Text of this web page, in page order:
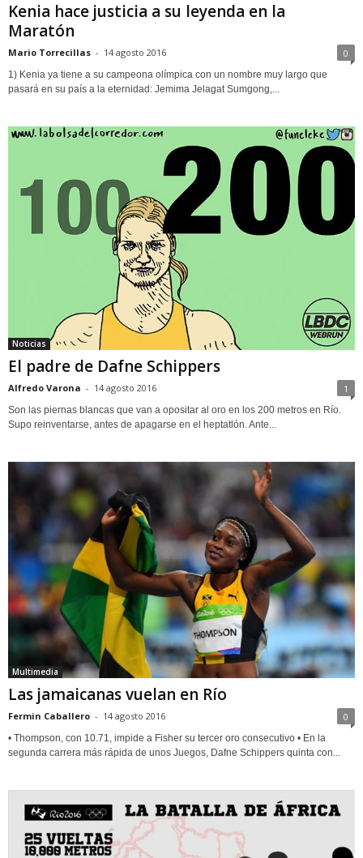
Kenia hace justicia a su leyenda en la
Maratón
Mario Torrecillas - 14 agosto 2016 0
1) Kenia ya tiene a su campeona olímpica con un nombre muy largo que
pasará en su país a la eternidad: Jemima Jelagat Sumgong,...
Noticias
El padre de Dafne Schippers
Alfredo Varona - 14 agosto 2016 1
Son las piernas blancas que van a opositar al oro en los 200 metros en Río.
Supo reinventarse, antes de apagarse en el heptatlón. Ante...
Multimedia
Las jamaicanas vuelan en Río
Fermin Caballero - 14 agosto 2016 0
• Thompson, con 10.71, impide a Fisher su tercer oro consecutivo • En la
segunda carrera más rápida de unos Juegos, Dafne Schippers quinta con...